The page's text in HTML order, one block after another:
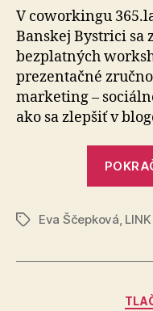
V coworkingu
Banskej Bystrici sa
bezplatných
prezentačné
marketing –
ako sa zlepšiť v
ZnačkyEva Ščepková,